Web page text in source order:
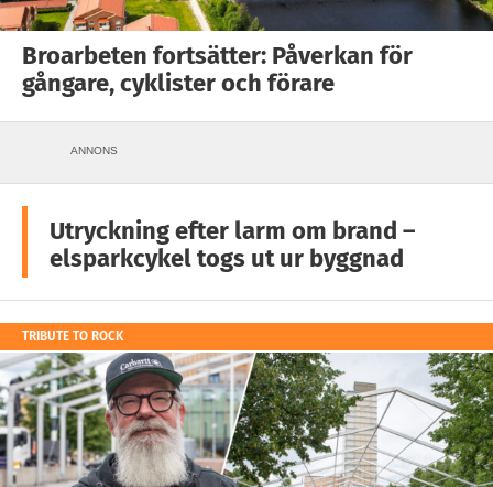
Broarbeten fortsätter: Påverkan för
gångare, cyklister och förare
ANNONS
Utryckning efter larm om brand –
elsparkcykel togs ut ur byggnad
TRIBUTE TO ROCK